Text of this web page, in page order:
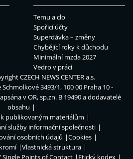
Temu a clo
Spořicí účty
Superdávka – změny
Chybějící roky k důchodu
Minimální mzda 2027
Vedro v práci
CZECH NEWS CENTER a.s.
3493/1, 100 00 Praha 10 -
v OR, sp.zn. B 19490 a dodavatelé
obsahu
publikovaným materiálům
služby informační společnosti
osobních údajů
Cookies
Vlastnická struktura
Points of Contact
Etický kodex